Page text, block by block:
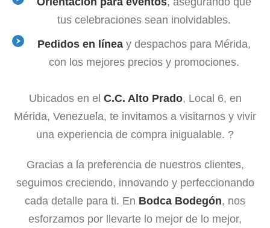
tus celebraciones sean inolvidables.
Pedidos en línea y despachos para Mérida,
con los mejores precios y promociones.
Ubicados en el C.C. Alto Prado, Local 6, en
Mérida, Venezuela, te invitamos a visitarnos y vivir
una experiencia de compra inigualable. ?
Gracias a la preferencia de nuestros clientes,
seguimos creciendo, innovando y perfeccionando
cada detalle para ti. En Bodca Bodegón, nos
esforzamos por llevarte lo mejor de lo mejor,